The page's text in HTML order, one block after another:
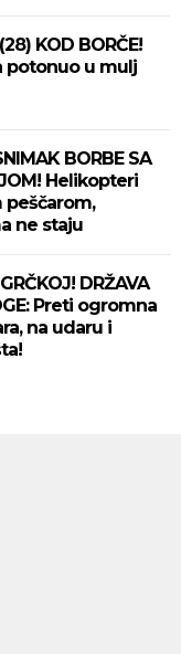
KOD BORČE!
potonuo u mulj
BORBE SA
Helikopteri
peščarom,
ne staju
DRŽAVA
Preti ogromna
na udaru i